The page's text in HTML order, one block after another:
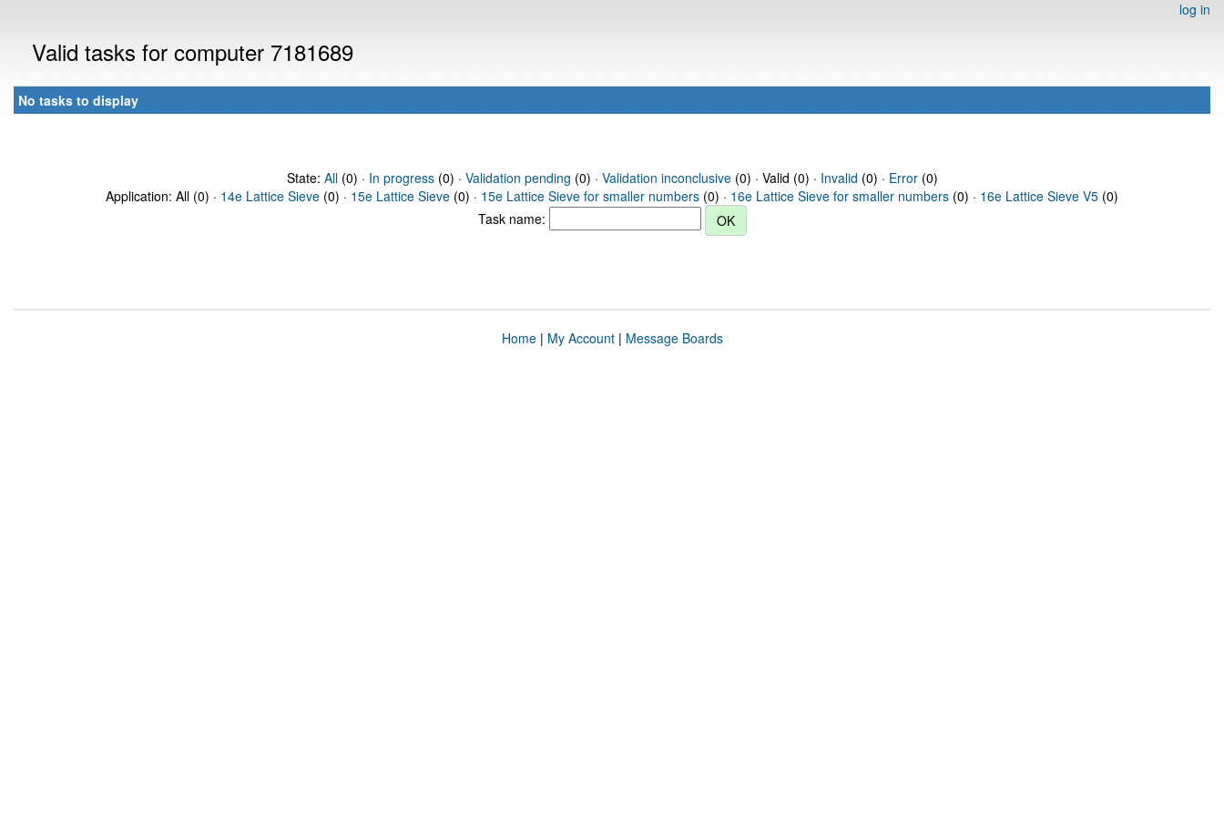
log in
Valid tasks for computer 7181689
No tasks to display
State: All(0) · In progress(0) · Validation pending (0) · Validation inconclusive(0) · Valid (0) · Invalid (0) · Error(0)
Application: All (0) · 14e Lattice Sieve (0) · 15e Lattice Sieve (0) · 15e Lattice Sieve for smaller numbers (0) · 16e Lattice Sieve for smaller numbers (0) · 16e Lattice Sieve V5 (0)
Task name:
Home| My Account| Message Boards